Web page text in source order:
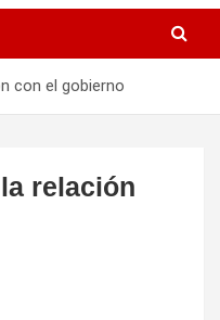
con el gobierno
relación